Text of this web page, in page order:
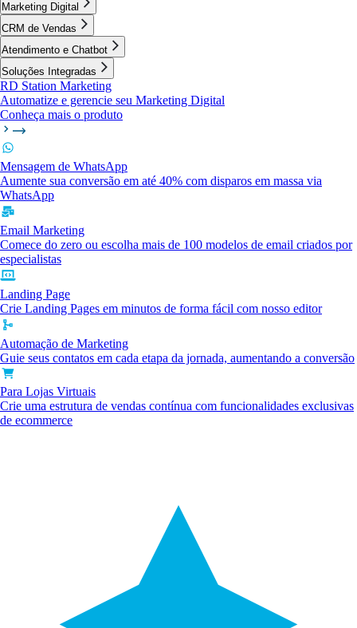
Marketing Digital
CRM de Vendas
Atendimento e Chatbot
Soluções Integradas
RD Station Marketing
Automatize e gerencie seu Marketing Digital
Conheça mais o produto
Mensagem de WhatsApp
Aumente sua conversão em até 40% com disparos em massa via
WhatsApp
Email Marketing
Comece do zero ou escolha mais de 100 modelos de email criados por
especialistas
Landing Page
Crie Landing Pages em minutos de forma fácil com nosso editor
Automação de Marketing
Guie seus contatos em cada etapa da jornada, aumentando a conversão
Para Lojas Virtuais
Crie uma estrutura de vendas contínua com funcionalidades exclusivas
de ecommerce